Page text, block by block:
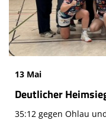
13 Mai
Deutlicher
35:12 gegen Ohlau